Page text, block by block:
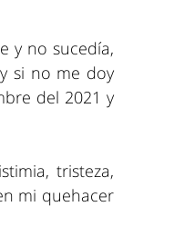
y no sucedía,
si no me doy
del 2021 y
tristeza,
mi quehacer